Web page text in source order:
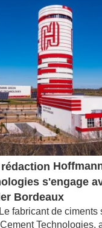
off, selected
settings, opens
dialog
off, selected
Picture
Fullscreen
window.
dialog window. Escape
window.
Hoffmann
s'engage
Bordeaux
fabricant de ciments